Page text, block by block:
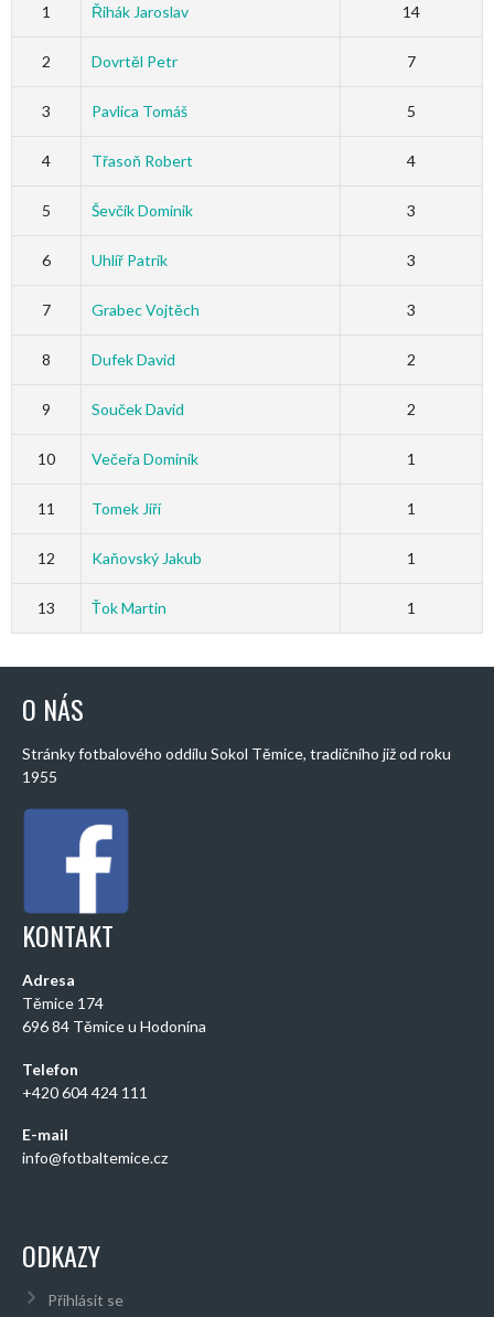
1 Řihák Jaroslav 14
2 Dovrtěl Petr 7
3 Pavlica Tomáš 5
4 Třasoň Robert 4
5 Ševčík Dominik 3
6 Uhlíř Patrik 3
7 Grabec Vojtěch 3
8 Dufek David 2
9 Souček David 2
10 Večeřa Dominik 1
11 Tomek Jiří 1
12 Kaňovský Jakub 1
13 Ťok Martin 1
O NÁS
Stránky fotbalového oddílu Sokol Těmice, tradičního již od roku
1955
KONTAKT
Adresa
Těmice 174
696 84 Těmice u Hodonína
Telefon
+420 604 424 111
E-mail
info@fotbaltemice.cz
ODKAZY
Přihlásit se